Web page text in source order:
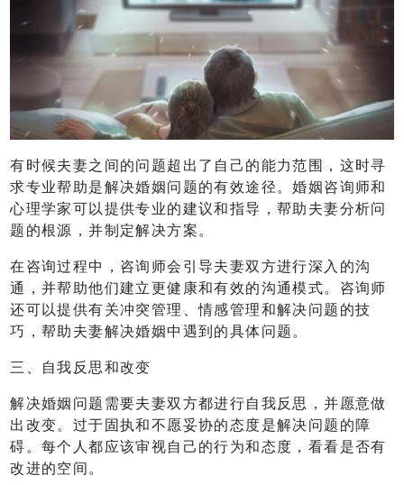
有时候夫妻之间的问题超出了自己的能力范围，这时寻
求专业帮助是解决婚姻问题的有效途径。婚姻咨询师和
心理学家可以提供专业的建议和指导，帮助夫妻分析问
题的根源，并制定解决方案。
在咨询过程中，咨询师会引导夫妻双方进行深入的沟
通，并帮助他们建立更健康和有效的沟通模式。咨询师
还可以提供有关冲突管理、情感管理和解决问题的技
巧，帮助夫妻解决婚姻中遇到的具体问题。
三、自我反思和改变
解决婚姻问题需要夫妻双方都进行自我反思，并愿意做
出改变。过于固执和不愿妥协的态度是解决问题的障
碍。每个人都应该审视自己的行为和态度，看看是否有
改进的空间。